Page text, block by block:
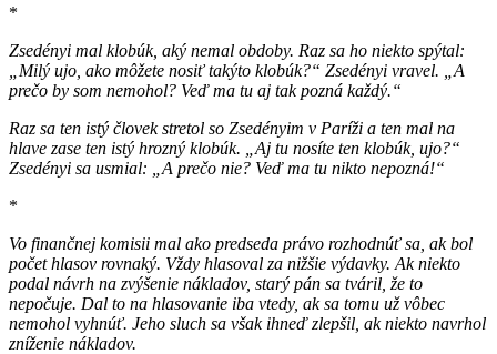
*
Zsedényi mal klobúk, aký nemal obdoby. Raz sa ho niekto spýtal:
„Milý ujo, ako môžete nosiť takýto klobúk?“ Zsedényi vravel. „A
prečo by som nemohol? Veď ma tu aj tak pozná každý.“
Raz sa ten istý človek stretol so Zsedényim v Paríži a ten mal na
hlave zase ten istý hrozný klobúk. „Aj tu nosíte ten klobúk, ujo?“
Zsedényi sa usmial: „A prečo nie? Veď ma tu nikto nepozná!“
*
Vo finančnej komisii mal ako predseda právo rozhodnúť sa, ak bol
počet hlasov rovnaký. Vždy hlasoval za nižšie výdavky. Ak niekto
podal návrh na zvýšenie nákladov, starý pán sa tváril, že to
nepočuje. Dal to na hlasovanie iba vtedy, ak sa tomu už vôbec
nemohol vyhnúť. Jeho sluch sa však ihneď zlepšil, ak niekto navrhol
zníženie nákladov.